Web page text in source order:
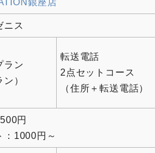
銀座店
ニス
ラン
ン）
転送電話
2点セットコース
（住所＋転送電話）
円
：1000円～